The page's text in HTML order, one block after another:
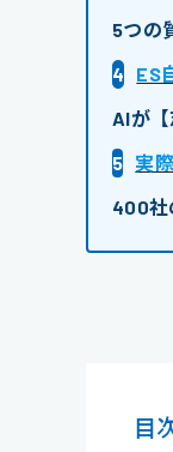
5つの
4
ES
AIが
5 実
400社
目